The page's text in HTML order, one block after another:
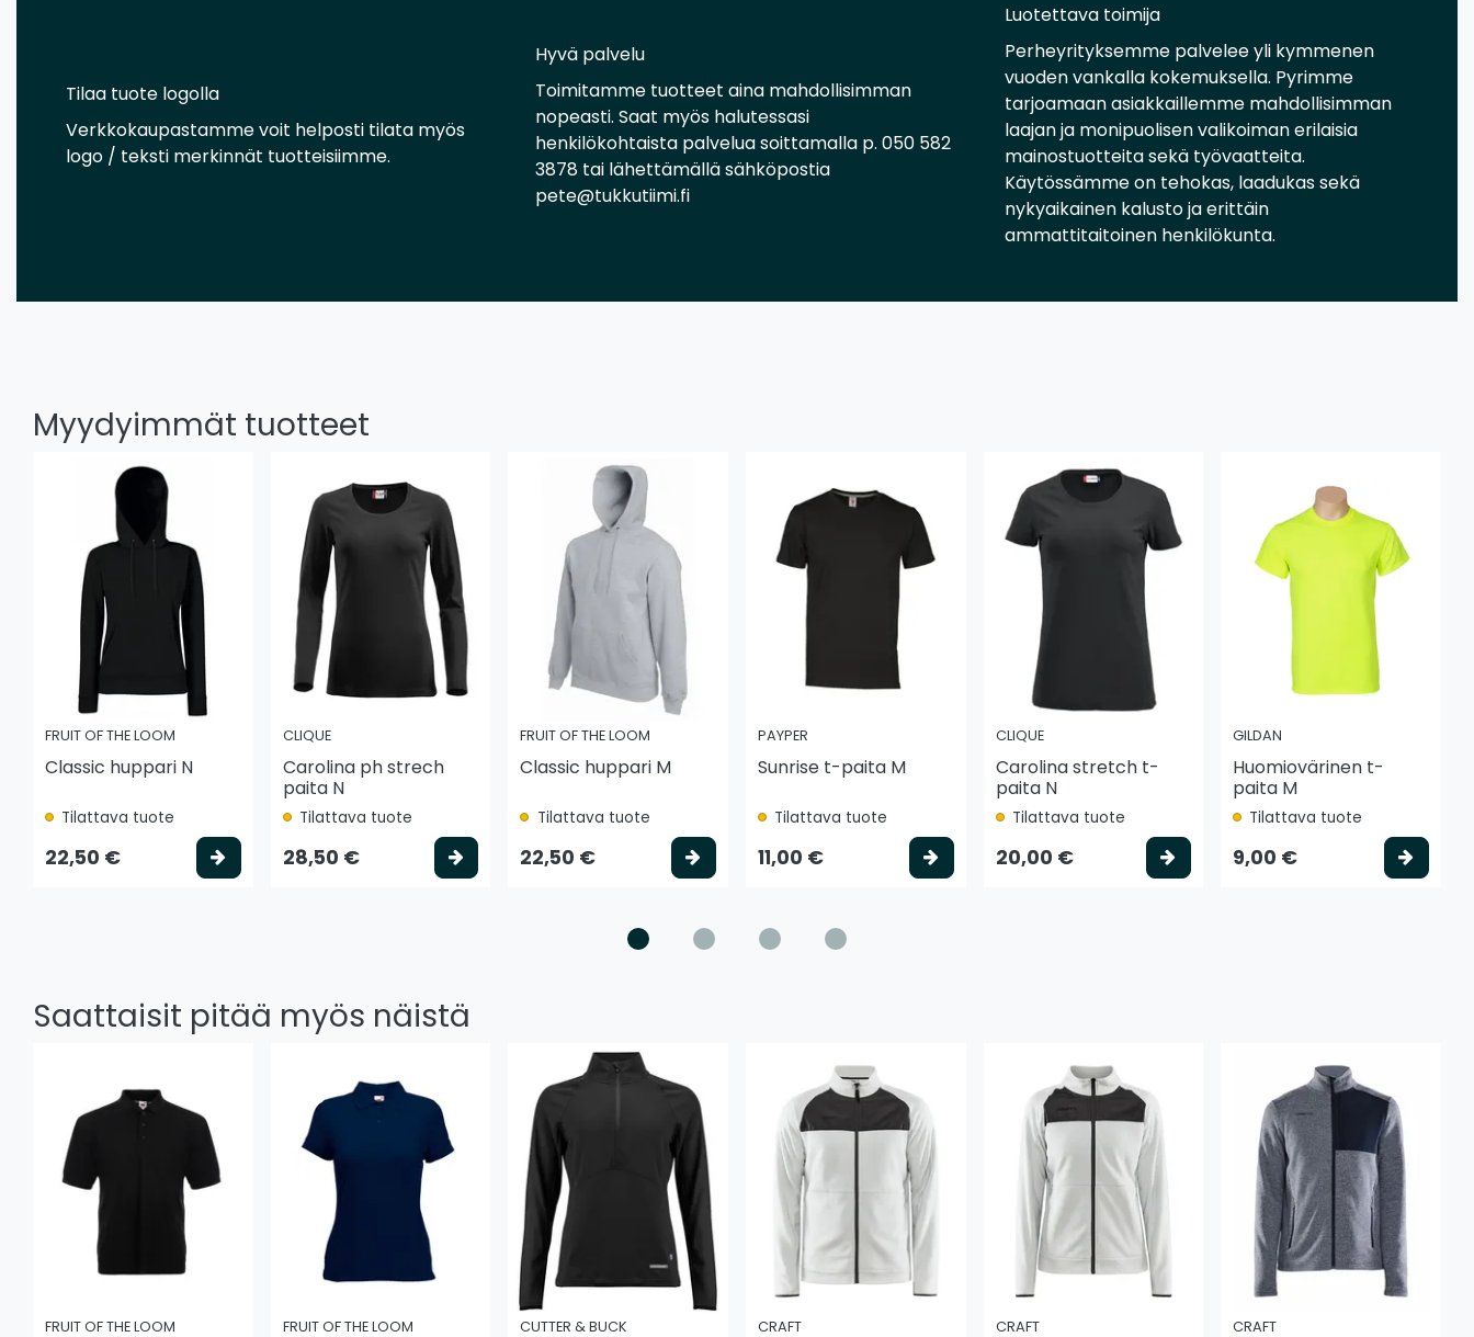
Tilaa tuote logolla
Verkkokaupastamme voit helposti tilata myös
logo / teksti merkinnät tuotteisiimme.
Hyvä palvelu
Toimitamme tuotteet aina mahdollisimman
nopeasti. Saat myös halutessasi
henkilökohtaista palvelua soittamalla p. 050 582
3878 tai lähettämällä sähköpostia
pete@tukkutiimi.fi
Luotettava toimija
Perheyrityksemme palvelee yli kymmenen
vuoden vankalla kokemuksella. Pyrimme
tarjoamaan asiakkaillemme mahdollisimman
laajan ja monipuolisen valikoiman erilaisia
mainostuotteita sekä työvaatteita.
Käytössämme on tehokas, laadukas sekä
nykyaikainen kalusto ja erittäin
ammattitaitoinen henkilökunta.
Myydyimmät tuotteet
FRUIT OF THE LOOM
Classic huppari N
Tilattava tuote
22,50 € Valitse vaihtoehto
CLIQUE
Carolina ph strech
paita N
Tilattava tuote
28,50 € Valitse vaihtoehto
FRUIT OF THE LOOM
Classic huppari M
Tilattava tuote
22,50 € Valitse vaihtoehto
PAYPER
Sunrise t-paita M
Tilattava tuote
11,00 € Valitse vaihtoehto
CLIQUE
Carolina stretch t-
paita N
Tilattava tuote
20,00 € Valitse vaihtoehto
GILDAN
Huomiovärinen t-
paita M
Tilattava tuote
9,00 €
Saattaisit pitää myös näistä
FRUIT OF THE LOOM FRUIT OF THE LOOM CUTTER & BUCK CRAFT CRAFT CRAFT